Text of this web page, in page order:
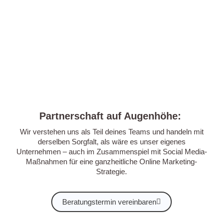
Partnerschaft auf Augenhöhe:
Wir verstehen uns als Teil deines Teams und handeln mit
derselben Sorgfalt, als wäre es unser eigenes
Unternehmen – auch im Zusammenspiel mit Social Media-
Maßnahmen für eine ganzheitliche Online Marketing-
Strategie.
Beratungstermin vereinbaren